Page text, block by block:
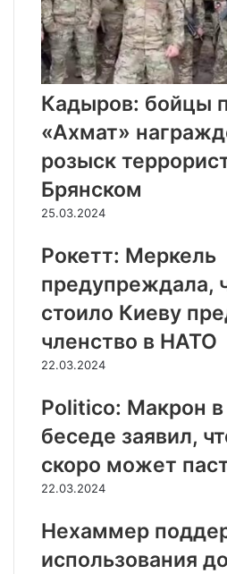
Кадыров: бойцы
«Ахмат»
розыск
Брянском
25.03.2024
Рокетт: Меркель
предупреждала,
стоило Киеву
членство в НАТО
22.03.2024
Politico: Макрон в
беседе заявил,
скоро может
22.03.2024
Нехаммер
использования